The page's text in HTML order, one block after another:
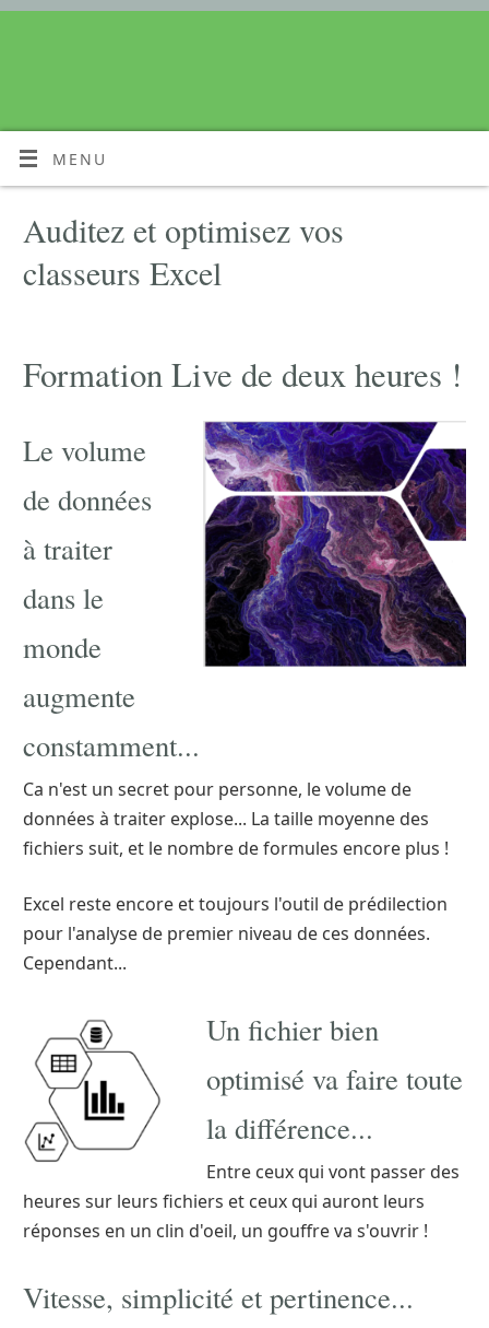
MENU
Auditez et optimisez vos
classeurs Excel
Formation Live de deux heures !
Le volume
de données
à traiter
dans le
monde
augmente
constamment...
Ca n'est un secret pour personne, le volume de
données à traiter explose... La taille moyenne des
fichiers suit, et le nombre de formules encore plus !
Excel reste encore et toujours l'outil de prédilection
pour l'analyse de premier niveau de ces données.
Cependant...
Un fichier bien
optimisé va faire toute
la différence...
Entre ceux qui vont passer des
heures sur leurs fichiers et ceux qui auront leurs
réponses en un clin d'oeil, un gouffre va s'ouvrir !
Vitesse, simplicité et pertinence...